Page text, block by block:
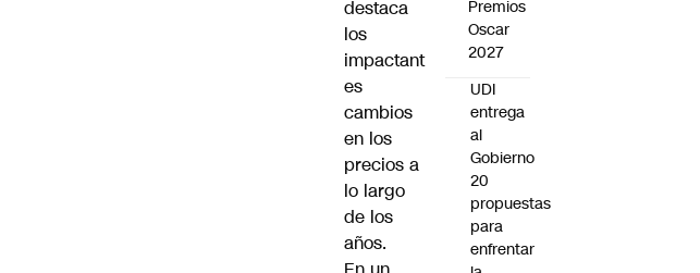
destaca
los
impactant
es
cambios
en los
precios a
lo largo
de los
años.
Premios
Oscar
2027
UDI
entrega
al
Gobierno
20
propuestas
para
enfrentar